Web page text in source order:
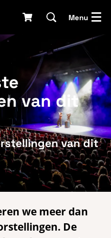
Menu
van dit
van dit
we meer dan
De